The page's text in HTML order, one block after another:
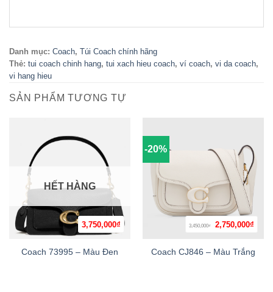
Danh mục: Coach, Túi Coach chính hãng
Thẻ: tui coach chinh hang, tui xach hieu coach, ví coach, vi da coach,
vi hang hieu
SẢN PHẨM TƯƠNG TỰ
3,750,000₫
HẾT HÀNG
Coach 73995 – Màu Đen
-20%
3,450,000₫
Giá
gốc
3,450,000₫.
2,750,000₫
Coach CJ846 – Màu Trắng